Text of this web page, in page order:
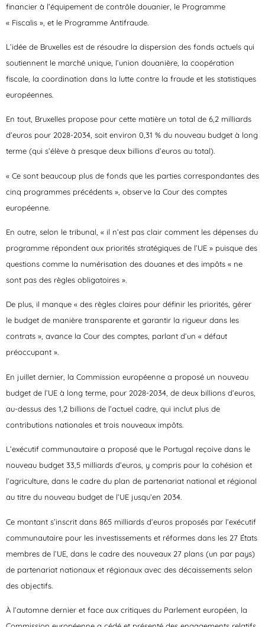
financier à l’équipement de contrôle douanier, le Programme
« Fiscalis », et le Programme Antifraude.
L’idée de Bruxelles est de résoudre la dispersion des fonds actuels qui
soutiennent le marché unique, l’union douanière, la coopération
fiscale, la coordination dans la lutte contre la fraude et les statistiques
européennes.
En tout, Bruxelles propose pour cette matière un total de 6,2 milliards
d’euros pour 2028-2034, soit environ 0,31 % du nouveau budget à long
terme (qui s’élève à presque deux billions d’euros au total).
« Ce sont beaucoup plus de fonds que les parties correspondantes des
cinq programmes précédents », observe la Cour des comptes
européenne.
En outre, selon le tribunal, « il n’est pas clair comment les dépenses du
programme répondent aux priorités stratégiques de l’UE » puisque des
questions comme la numérisation des douanes et des impôts « ne
sont pas des règles obligatoires ».
De plus, il manque « des règles claires pour définir les priorités, gérer
le budget de manière transparente et garantir la rigueur dans les
contrats », avance la Cour des comptes, parlant d’un « défaut
préoccupant ».
En juillet dernier, la Commission européenne a proposé un nouveau
budget de l’UE à long terme, pour 2028-2034, de deux billions d’euros,
au-dessus des 1,2 billions de l’actuel cadre, qui inclut plus de
contributions nationales et trois nouveaux impôts.
L’exécutif communautaire a proposé que le Portugal reçoive dans le
nouveau budget 33,5 milliards d’euros, y compris pour la cohésion et
l’agriculture, dans le cadre du plan de partenariat national et régional
au titre du nouveau budget de l’UE jusqu’en 2034.
Ce montant s’inscrit dans 865 milliards d’euros proposés par l’exécutif
communautaire pour les investissements et réformes dans les 27 États
membres de l’UE, dans le cadre des nouveaux 27 plans (un par pays)
de partenariat nationaux et régionaux avec des décaissements selon
des objectifs.
À l’automne dernier et face aux critiques du Parlement européen, la